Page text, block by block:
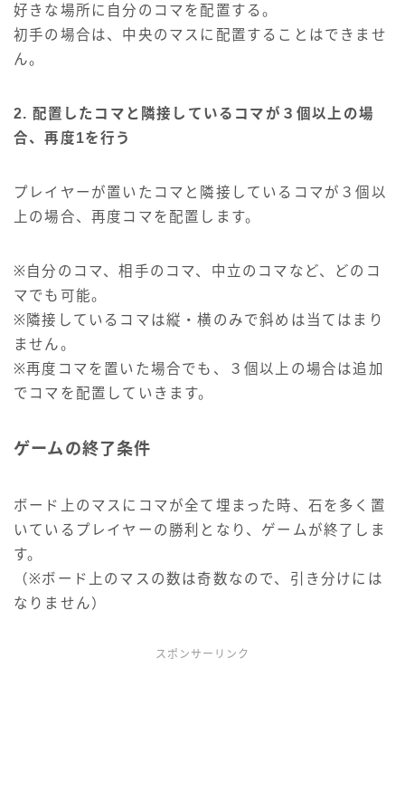
好きな場所に自分のコマを配置する。
初手の場合は、中央のマスに配置することはできませ
ん。
2. 配置したコマと隣接しているコマが３個以上の場
合、再度1を行う
プレイヤーが置いたコマと隣接しているコマが３個以
上の場合、再度コマを配置します。
※自分のコマ、相手のコマ、中立のコマなど、どのコ
マでも可能。
※隣接しているコマは縦・横のみで斜めは当てはまり
ません。
※再度コマを置いた場合でも、３個以上の場合は追加
でコマを配置していきます。
ゲームの終了条件
ボード上のマスにコマが全て埋まった時、石を多く置
いているプレイヤーの勝利となり、ゲームが終了しま
す。
（※ボード上のマスの数は奇数なので、引き分けには
なりません）
スポンサーリンク